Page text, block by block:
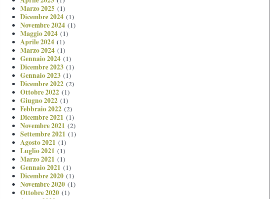
Marzo 2025 (1)
Dicembre 2024 (1)
Novembre 2024 (1)
Maggio 2024 (1)
Aprile 2024 (1)
Marzo 2024 (1)
Gennaio 2024 (1)
Dicembre 2023 (1)
Gennaio 2023 (1)
Dicembre 2022 (2)
Ottobre 2022 (1)
Giugno 2022 (1)
Febbraio 2022 (2)
Dicembre 2021 (1)
Novembre 2021 (2)
Settembre 2021 (1)
Agosto 2021 (1)
Luglio 2021 (1)
Marzo 2021 (1)
Gennaio 2021 (1)
Dicembre 2020 (1)
Novembre 2020 (1)
Ottobre 2020 (1)